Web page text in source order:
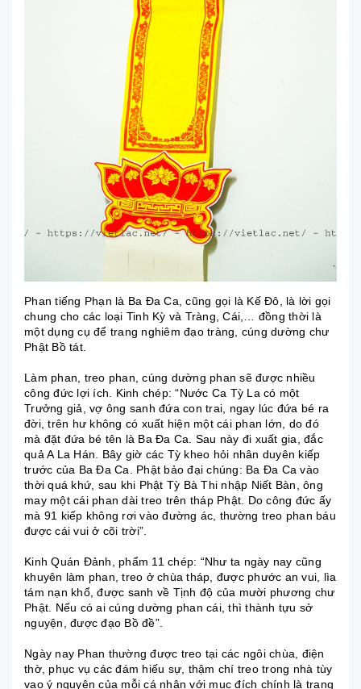
Phan tiếng Phạn là Ba Đa Ca, cũng gọi là Kế Đô, là lời gọi
chung cho các loại Tinh Kỳ và Tràng, Cái,… đồng thời là
một dụng cụ để trang nghiêm đạo tràng, cúng dường chư
Phật Bồ tát.
Làm phan, treo phan, cúng dường phan sẽ được nhiều
công đức lợi ích. Kinh chép: “Nước Ca Tỳ La có một
Trưởng giả, vợ ông sanh đứa con trai, ngay lúc đứa bé ra
đời, trên hư không có xuất hiện một cái phan lớn, do đó
mà đặt đứa bé tên là Ba Đa Ca. Sau này đi xuất gia, đắc
quả A La Hán. Bây giờ các Tỳ kheo hỏi nhân duyên kiếp
trước của Ba Đa Ca. Phật bảo đại chúng: Ba Đa Ca vào
thời quá khứ, sau khi Phật Tỳ Bà Thi nhập Niết Bàn, ông
may một cái phan dài treo trên tháp Phật. Do công đức ấy
mà 91 kiếp không rơi vào đường ác, thường treo phan báu
được cái vui ở cõi trời”.
Kinh Quán Đảnh, phẩm 11 chép: “Như ta ngày nay cũng
khuyên làm phan, treo ở chùa tháp, được phước an vui, lìa
tám nạn khổ, được sanh về Tịnh độ của mười phương chư
Phật. Nếu có ai cúng dường phan cái, thì thành tựu sở
nguyện, được đạo Bồ đề”.
Ngày nay Phan thường được treo tại các ngôi chùa, điện
thờ, phục vụ các đám hiếu sự, thậm chí treo trong nhà tùy
vao ý nguyện của mỗi cá nhân với mục đích chính là trang